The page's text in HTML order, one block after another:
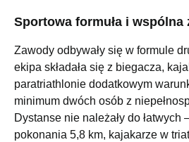
Sportowa formuła i wspólna
Zawody odbywały się w formule
ekipa składała się z biegacza,
paratriathlonie dodatkowym
minimum dwóch osób z
Dystanse nie należały do łatwych
pokonania 5,8 km, kajakarze w